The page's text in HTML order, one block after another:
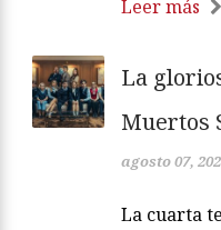
Leer más
La
Muertos
agosto 07,
La cuarta